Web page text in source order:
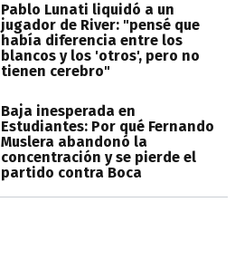
Pablo Lunati liquidó a un
jugador de River: "pensé que
había diferencia entre los
blancos y los 'otros', pero no
tienen cerebro"
Baja inesperada en
Estudiantes: Por qué Fernando
Muslera abandonó la
concentración y se pierde el
partido contra Boca